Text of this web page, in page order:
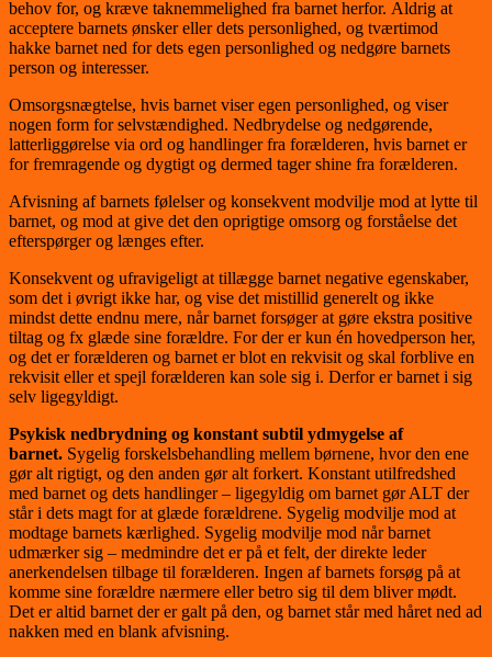
behov for, og kræve taknemmelighed fra barnet herfor. Aldrig at
acceptere barnets ønsker eller dets personlighed, og tværtimod
hakke barnet ned for dets egen personlighed og nedgøre barnets
person og interesser.
Omsorgsnægtelse, hvis barnet viser egen personlighed, og viser
nogen form for selvstændighed. Nedbrydelse og nedgørende,
latterliggørelse via ord og handlinger fra forælderen, hvis barnet er
for fremragende og dygtigt og dermed tager shine fra forælderen.
Afvisning af barnets følelser og konsekvent modvilje mod at lytte til
barnet, og mod at give det den oprigtige omsorg og forståelse det
efterspørger og længes efter.
Konsekvent og ufravigeligt at tillægge barnet negative egenskaber,
som det i øvrigt ikke har, og vise det mistillid generelt og ikke
mindst dette endnu mere, når barnet forsøger at gøre ekstra positive
tiltag og fx glæde sine forældre. For der er kun én hovedperson her,
og det er forælderen og barnet er blot en rekvisit og skal forblive en
rekvisit eller et spejl forælderen kan sole sig i. Derfor er barnet i sig
selv ligegyldigt.
Psykisk nedbrydning og konstant subtil ydmygelse af
barnet. Sygelig forskelsbehandling mellem børnene, hvor den ene
gør alt rigtigt, og den anden gør alt forkert. Konstant utilfredshed
med barnet og dets handlinger – ligegyldig om barnet gør ALT der
står i dets magt for at glæde forældrene. Sygelig modvilje mod at
modtage barnets kærlighed. Sygelig modvilje mod når barnet
udmærker sig – medmindre det er på et felt, der direkte leder
anerkendelsen tilbage til forælderen. Ingen af barnets forsøg på at
komme sine forældre nærmere eller betro sig til dem bliver mødt.
Det er altid barnet der er galt på den, og barnet står med håret ned ad
nakken med en blank afvisning.